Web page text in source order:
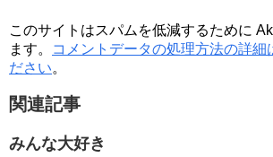
このサイトはスパムを低減するために
ます。
コメントデータの処理方法の詳細
ださい。
関連記事
みんな大好き